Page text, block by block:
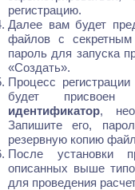
регистрацию.
Далее вам будет
файлов с
пароль для запуска
«Создать».
Процесс
будет присвоен
идентификатор,
Запишите его,
резервную копию
После установки
описанных выше
для проведения